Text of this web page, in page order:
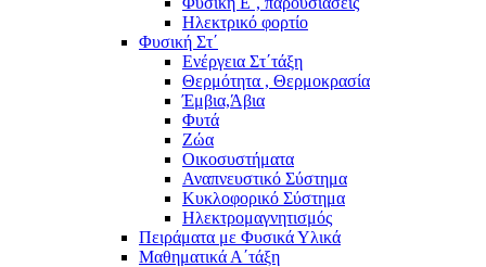
Ηλεκτρικό φορτίο
Φυσική Στ΄
Ενέργεια Στ΄τάξη
Θερμότητα , Θερμοκρασία
Έμβια,Άβια
Φυτά
Ζώα
Οικοσυστήματα
Αναπνευστικό Σύστημα
Κυκλοφορικό Σύστημα
Ηλεκτρομαγνητισμός
Πειράματα με Φυσικά Υλικά
Μαθηματικά Α΄τάξη